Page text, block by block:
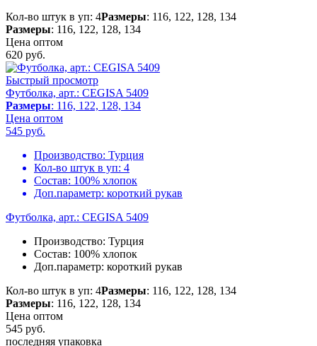
Кол-во штук в уп: 4Размеры: 116, 122, 128, 134
Размеры: 116, 122, 128, 134
Цена оптом
620 руб.
Быстрый просмотр
Футболка, арт.: CEGISA 5409
Размеры: 116, 122, 128, 134
Цена оптом
545 руб.
Производство: Турция
Кол-во штук в уп: 4
Состав: 100% хлопок
Доп.параметр: короткий рукав
Футболка, арт.: CEGISA 5409
Производство: Турция
Состав: 100% хлопок
Доп.параметр: короткий рукав
Кол-во штук в уп: 4Размеры: 116, 122, 128, 134
Размеры: 116, 122, 128, 134
Цена оптом
545 руб.
последняя упаковка